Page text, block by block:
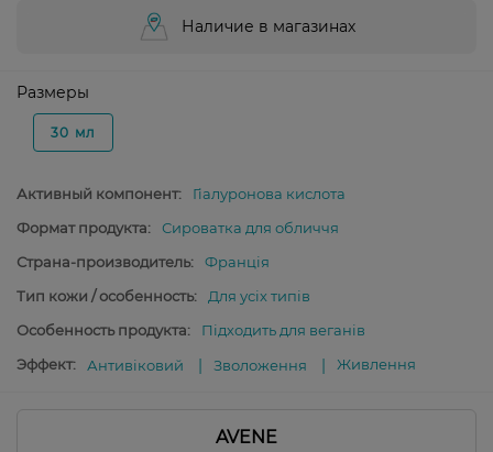
Наличие в магазинах
Размеры
30 мл
Активный компонент:
Гіалуронова кислота
Формат продукта:
Сироватка для обличчя
Страна-производитель:
Франція
Тип кожи / особенность:
Для усіх типів
Особенность продукта:
Підходить для веганів
Эффект:
Антивіковий Зволоження Живлення
AVENE